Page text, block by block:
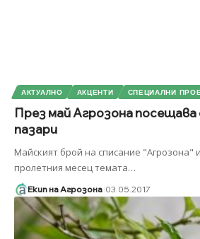
АКТУАЛНО АКЦЕНТИ СПЕЦИАЛНИ
През май Агрозона
пазари
Майският брой на списание "Агрозона"
пролетния месец темата…
Екип на Агрозона 03.05.2017